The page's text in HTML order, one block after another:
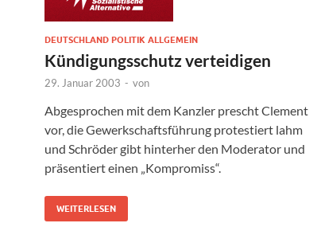
DEUTSCHLAND POLITIK ALLGEMEIN
Kündigungsschutz verteidigen
29. Januar 2003 - von
Abgesprochen mit dem Kanzler prescht Clement
vor, die Gewerkschaftsführung protestiert lahm
und Schröder gibt hinterher den Moderator und
präsentiert einen „Kompromiss“.
WEITERLESEN